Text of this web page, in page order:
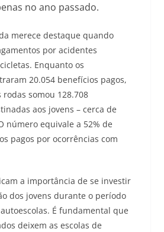
no ano passado.
merece destaque quando
por acidentes
Enquanto os
20.054 benefícios pagos,
somou 128.708
aos jovens – cerca de
número equivale a 52% de
pagos por ocorrências com
a importância de se investir
dos jovens durante o período
É fundamental que
deixem as escolas de